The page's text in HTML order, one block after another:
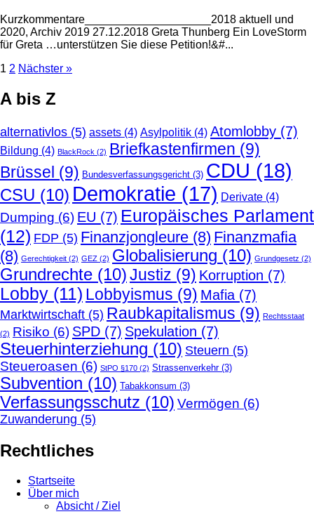
Kurzkommentare____________________2018 aktuell und
2020, Archiv 2019 27.12.2018 Greta Thunberg Ein LoveStorm
für Greta …unterstützen Sie diese Petition!&#...
Seitennummerierung
der
Beiträge
1 2 Nächster »
A bis Z
alternativlos (5) assets (4) Asylpolitik (4) Atomlobby (7)
Bildung (4) BlackRock (2) Briefkastenfirmen (9)
Brüssel (9) Bundesverfassungsgericht (3) CDU (18)
CSU (10) Demokratie (17) Derivate (4)
Dumping (6) EU (7) Europäisches Parlament
(12) FDP (5) Finanzjongleure (8) Finanzmafia
(8) Gerechtigkeit (2) GEZ (2) Globalisierung (10) Grundgesetz (2)
Grundrechte (10)Justiz (9) Korruption (7)
Lobby (11) Lobbyismus (9) Mafia (7)
Marktwirtschaft (5) Raubkapitalismus (9) Rechtsstaat
(2) Risiko (6) SPD (7) Spekulation (7)
Steuerhinterziehung (10) Steuern (5)
Steueroasen (6) StPO §170 (2) Strassenverkehr(3)
Subvention (10) Tabakkonsum (3)
Verfassungsschutz (10) Vermögen (6)
Zuwanderung (5)
Rechtliches
Startseite
Über mich
Absicht / Ziel